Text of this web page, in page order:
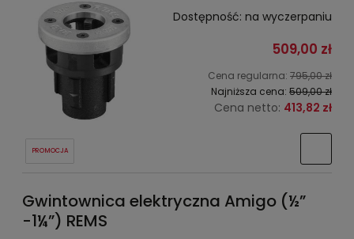
Dostępność: na wyczerpaniu
509,00 zł
Cena regularna: 795,00 zł
Najniższa cena: 509,00 zł
Cena netto: 413,82 zł
PROMOCJA
Gwintownica elektryczna Amigo (½”
-1¼”) REMS